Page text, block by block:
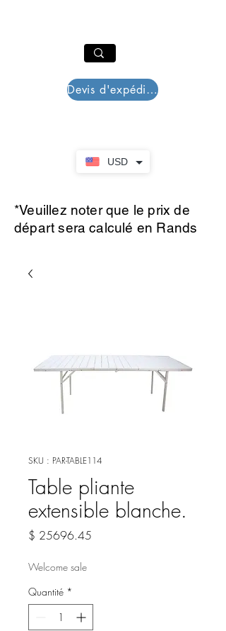
USD
Devis d'expédition
*Veuillez noter que le prix de
départ sera calculé en Rands
SKU : PAR-TABLE114
Table pliante
extensible blanche.
$ 25696.45
Welcome sale
Quantité *